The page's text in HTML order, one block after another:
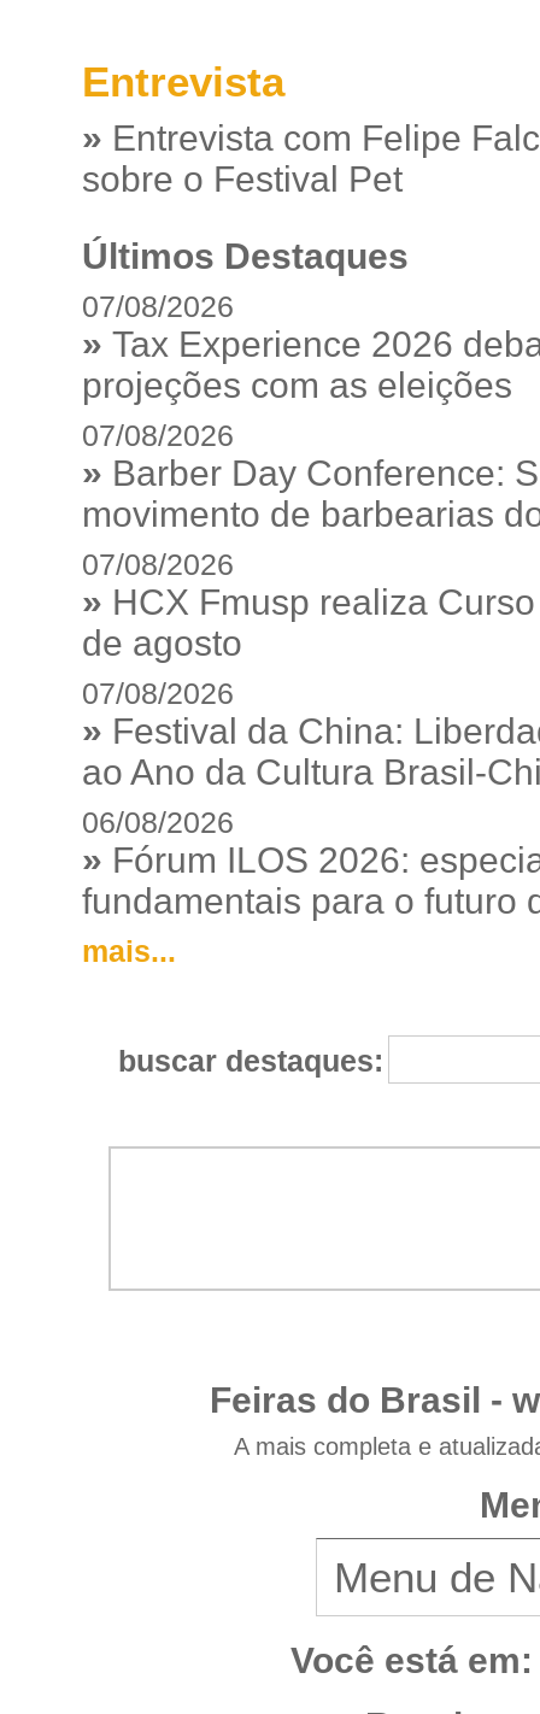
Entrevista
» Entrevista com Felipe
sobre o Festival Pet
Últimos Destaques
07/08/2026
» Tax Experience 2026
projeções com as eleições
07/08/2026
» Barber Day Conference:
movimento de barbearias
07/08/2026
» HCX Fmusp realiza
de agosto
07/08/2026
» Festival da China:
ao Ano da Cultura Brasil-
06/08/2026
» Fórum ILOS 2026:
fundamentais para o futuro
mais...
buscar destaques:
Feiras do Brasil -
A mais completa e
Você está em: